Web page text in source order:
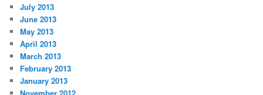
July 2013
June 2013
May 2013
April 2013
March 2013
February 2013
January 2013